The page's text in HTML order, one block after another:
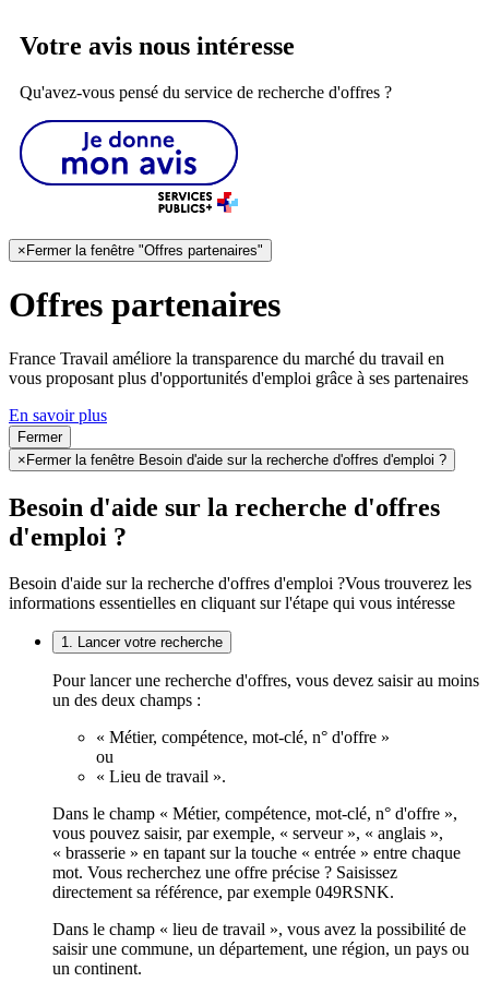
Votre avis nous intéresse
Qu'avez-vous pensé du service de recherche d'offres ?
× Fermer la fenêtre "Offres partenaires"
Offres partenaires
France Travail améliore la transparence du marché du travail en
vous proposant plus d'opportunités d'emploi grâce à ses partenaires
En savoir plus
Fermer
× Fermer la fenêtre Besoin d'aide sur la recherche d'offres d'emploi ?
Besoin d'aide sur la recherche d'offres
d'emploi ?
Besoin d'aide sur la recherche d'offres d'emploi ?Vous trouverez les
informations essentielles en cliquant sur l'étape qui vous intéresse
1. Lancer votre recherche
Pour lancer une recherche d'offres, vous devez saisir au moins
un des deux champs :
« Métier, compétence, mot-clé, n° d'offre »
ou
« Lieu de travail ».
Dans le champ « Métier, compétence, mot-clé, n° d'offre »,
vous pouvez saisir, par exemple, « serveur », « anglais »,
« brasserie » en tapant sur la touche « entrée » entre chaque
mot. Vous recherchez une offre précise ? Saisissez
directement sa référence, par exemple 049RSNK.
Dans le champ « lieu de travail », vous avez la possibilité de
saisir une commune, un département, une région, un pays ou
un continent.